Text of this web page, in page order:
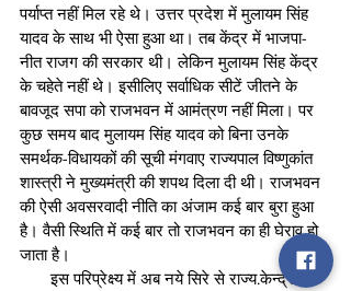
पर्याप्त नहीं मिल रहे थे। उत्तर प्रदेश में मुलायम सिंह
यादव के साथ भी ऐसा हुआ था। तब केंद्र में भाजपा-
नीत राजग की सरकार थी। लेकिन मुलायम सिंह केंद्र
के चहेते नहीं थे। इसीलिए सर्वाधिक सीटें जीतने के
बावजूद सपा को राजभवन में आमंत्रण नहीं मिला। पर
कुछ समय बाद मुलायम सिंह यादव को बिना उनके
समर्थक-विधायकों की सूची मंगवाए राज्यपाल विष्णुकांत
शास्त्री ने मुख्यमंत्री की शपथ दिला दी थी। राजभवन
की ऐसी अवसरवादी नीति का अंजाम कई बार बुरा हुआ
है। वैसी स्थिति में कई बार तो राजभवन का ही घेराव हो
जाता है।
       इस परिप्रेक्ष्य में अब नये सिरे से राज्य.केन्द्र